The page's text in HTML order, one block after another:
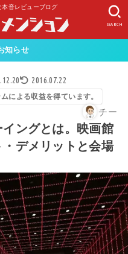
音レビューブログ
SEARCH
知らせ
2016.07.22
による収益を得ています。
チー
イングとは。映画館
デメリットと会場